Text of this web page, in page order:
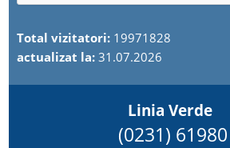
Total vizitatori: 19971828
actualizat la:31.07.2026
Linia Verde
(0231) 61980